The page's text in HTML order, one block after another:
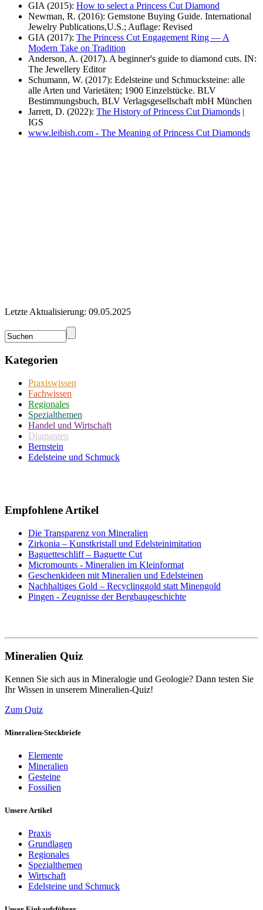
GIA (2015): How to select a Princess Cut Diamond
Newman, R. (2016): Gemstone Buying Guide. International
Jewelry Publications,U.S.; Auflage: Revised
GIA (2017): The Princess Cut Engagement Ring — A
Modern Take on Tradition
Anderson, A. (2017). A beginner's guide to diamond cuts. IN:
The Jewellery Editor
Schumann, W. (2017): Edelsteine und Schmucksteine: alle
alle Arten und Varietäten; 1900 Einzelstücke. BLV
Bestimmungsbuch, BLV Verlagsgesellschaft mbH München
Jarrett, D. (2022): The History of Princess Cut Diamonds |
IGS
www.leibish.com - The Meaning of Princess Cut Diamonds
Letzte Aktualisierung: 09.05.2025
Kategorien
Praxiswissen
Fachwissen
Regionales
Spezialthemen
Handel und Wirtschaft
Diamanten
Bernstein
Edelsteine und Schmuck
Empfohlene Artikel
Die Transparenz von Mineralien
Zirkonia – Kunstkristall und Edelsteinimitation
Baguetteschliff – Baguette Cut
Micromounts - Mineralien im Kleinformat
Geschenkideen mit Mineralien und Edelsteinen
Nachhaltiges Gold – Recyclinggold statt Minengold
Pingen - Zeugnisse der Bergbaugeschichte
Mineralien Quiz
Kennen Sie sich aus in Mineralogie und Geologie? Dann testen Sie
Ihr Wissen in unserem Mineralien-Quiz!
Zum Quiz
Mineralien-Steckbriefe
Elemente
Mineralien
Gesteine
Fossilien
Unsere Artikel
Praxis
Grundlagen
Regionales
Spezialthemen
Wirtschaft
Edelsteine und Schmuck